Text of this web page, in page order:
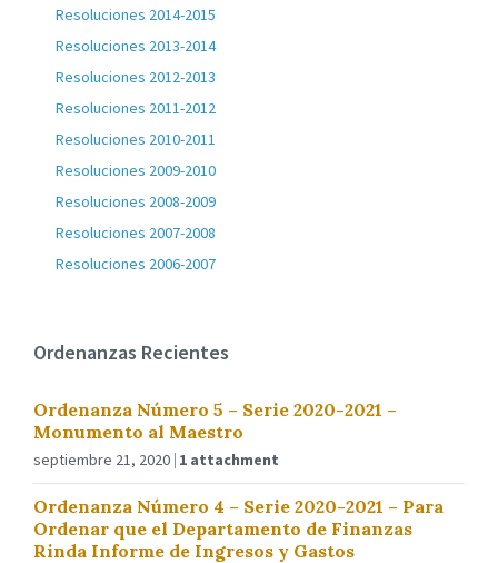
Resoluciones 2014-2015
Resoluciones 2013-2014
Resoluciones 2012-2013
Resoluciones 2011-2012
Resoluciones 2010-2011
Resoluciones 2009-2010
Resoluciones 2008-2009
Resoluciones 2007-2008
Resoluciones 2006-2007
Ordenanzas Recientes
Ordenanza Número 5 – Serie 2020-2021 –
Monumento al Maestro
septiembre 21, 2020 1 attachment
Ordenanza Número 4 – Serie 2020-2021 – Para
Ordenar que el Departamento de Finanzas
Rinda Informe de Ingresos y Gastos